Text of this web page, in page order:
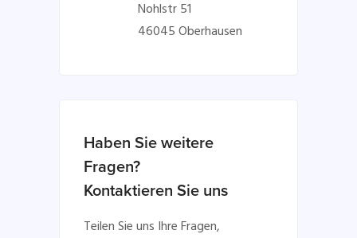
Nohlstr 51
46045 Oberhausen
Haben Sie weitere
Fragen?
Kontaktieren Sie uns
Teilen Sie uns Ihre Fragen,